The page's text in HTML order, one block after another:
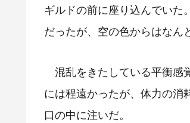
ギルドの前に座り込んでいた
だったが、空の色からはなん
混乱をきたしている平衡感
には程遠かったが、体力の消
口の中に注いだ。